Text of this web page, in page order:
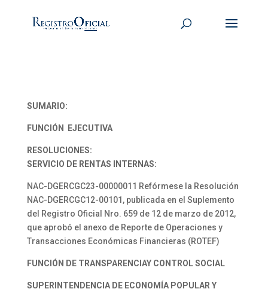
SUMARIO:
FUNCIÓN EJECUTIVA
RESOLUCIONES:
SERVICIO DE RENTAS INTERNAS:
NAC-DGERCGC23-00000011 Refórmese la Resolución
NAC-DGERCGC12-00101, publicada en el Suplemento
del Registro Oficial Nro. 659 de 12 de marzo de 2012,
que aprobó el anexo de Reporte de Operaciones y
Transacciones Económicas Financieras (ROTEF)
FUNCIÓN DE TRANSPARENCIAY CONTROL SOCIAL
SUPERINTENDENCIA DE ECONOMÍA POPULAR Y